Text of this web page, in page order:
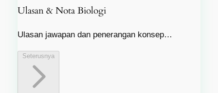
Ulasan & Nota Biologi
Ulasan jawapan dan penerangan konsep…
Seterusnya